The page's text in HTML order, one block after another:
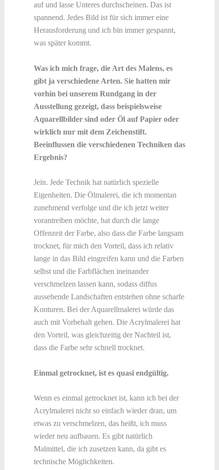
auf und lasse Unteres durchscheinen. Das ist
spannend. Jedes Bild ist für sich immer eine
Herausforderung und ich bin immer gespannt,
was später kommt.
Was ich mich frage, die Art des Malens, es
gibt ja verschiedene Arten. Sie hatten mir
vorhin bei unserem Rundgang in der
Ausstellung gezeigt, dass beispielsweise
Aquarellbilder sind oder Öl auf Papier oder
wirklich nur mit dem Zeichenstift.
Beeinflussen die verschiedenen Techniken das
Ergebnis?
Jein. Jede Technik hat natürlich spezielle
Eigenheiten. Die Ölmalerei, die ich momentan
zunehmend verfolge und die ich jetzt weiter
vorantreiben möchte, hat durch die lange
Offenzeit der Farbe, also dass die Farbe langsam
trocknet, für mich den Vorteil, dass ich relativ
lange in das Bild eingreifen kann und die Farben
selbst und die Farbflächen ineinander
verschmelzen lassen kann, sodass diffus
aussehende Landschaften entstehen ohne scharfe
Konturen. Bei der Aquarellmalerei würde das
auch mit Vorbehalt gehen. Die Acrylmalerei hat
den Vorteil, was gleichzeitig der Nachteil ist,
dass die Farbe sehr schnell trocknet.
Einmal getrocknet, ist es quasi endgültig.
Wenn es einmal getrocknet ist, kann ich bei der
Acrylmalerei nicht so einfach wieder dran, um
etwas zu verschmelzen, das heißt, ich muss
wieder neu aufbauen. Es gibt natürlich
Malmittel, die ich zusetzen kann, da gibt es
technische Möglichkeiten.